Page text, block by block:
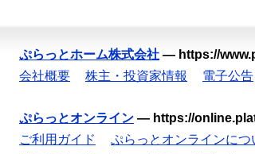
ぷらっとホーム株式会社 — https://
会社概要
株主・投資家情報 電子公告
ぷらっとオンライン — https://
ご利用ガイド
ぷらっとオンラインにつ